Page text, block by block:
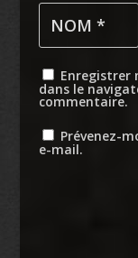
Enregistrer
dans le
commentaire.
Prévenez-
e-mail.